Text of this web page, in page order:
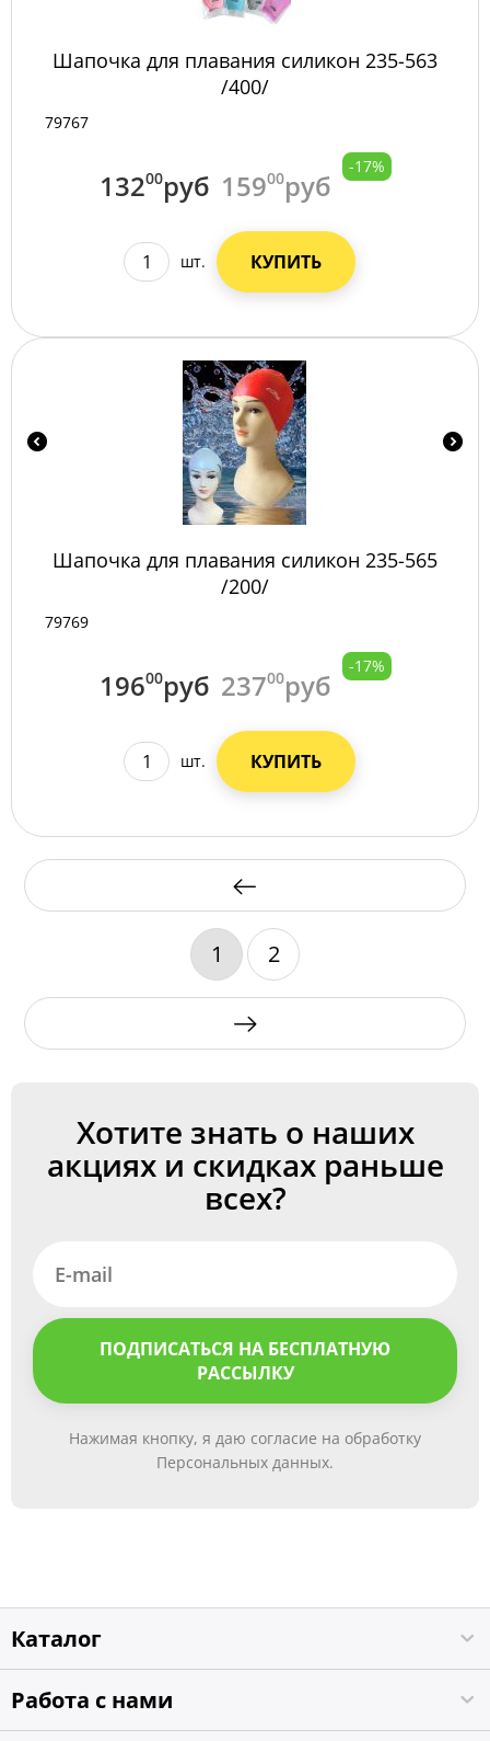
Шапочка для плавания силикон 235-563
/400/
79767
13200руб 15900руб
-17%
шт. КУПИТЬ
Шапочка для плавания силикон 235-565
/200/
79769
19600руб 23700руб
-17%
шт. КУПИТЬ
1 2
Хотите знать о наших
акциях и скидках раньше
всех?
ПОДПИСАТЬСЯ НА БЕСПЛАТНУЮ
РАССЫЛКУ
Нажимая кнопку, я даю согласие на обработку
Персональных данных.
Каталог
Работа с нами